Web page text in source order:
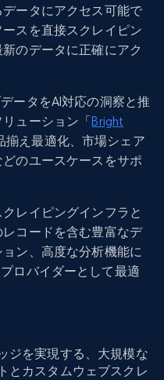
ータにアクセス可能で
スを直接スクレイピン
のデータに正確にアク
ータをAI対応の洞察と推
ューション「 Bright
揃え最適化、市場シェア
のユースケースをサポ
レイピングインフラと
コードを含む豊富なデ
ン、高度な分析機能に
ロバイダーとして最適
ジを実現する、大規模な
とカスタムウェブスクレ